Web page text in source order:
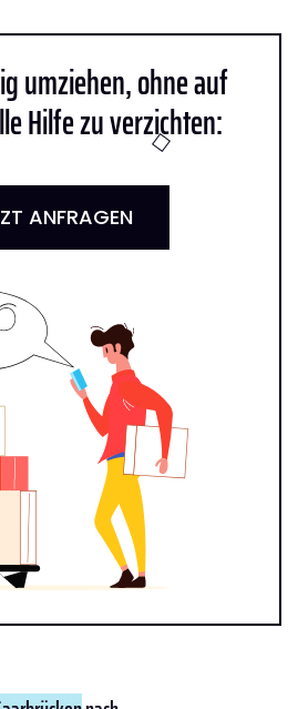
umziehen, ohne auf
Hilfe zu verzichten:
ANFRAGEN